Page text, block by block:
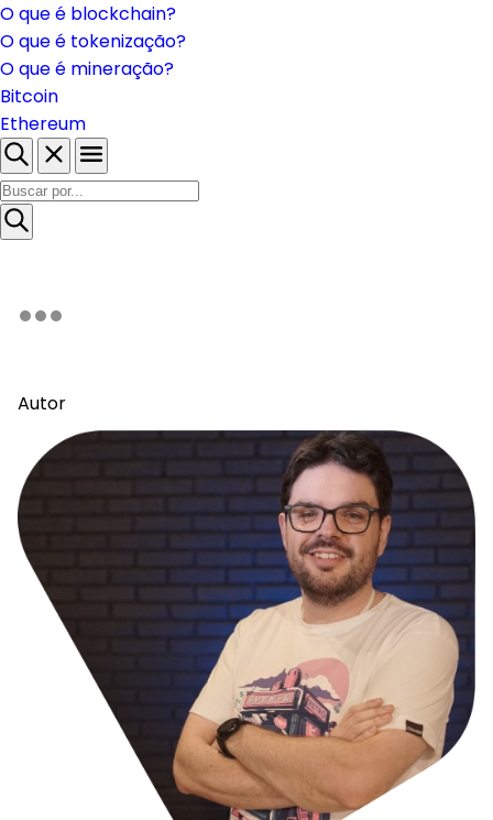
O que é blockchain?
O que é tokenização?
O que é mineração?
Bitcoin
Ethereum
Autor